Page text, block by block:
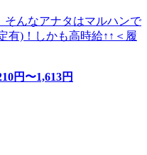
そんなアナタはマルハンで
有)！しかも高時給↑↑＜履
円〜1,613円